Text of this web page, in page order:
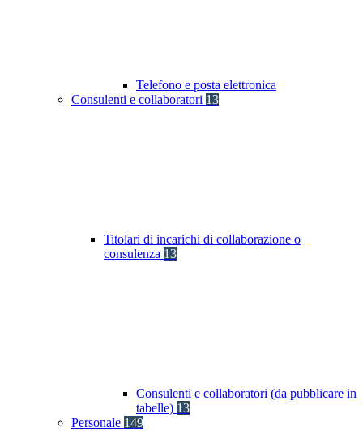
Telefono e posta elettronica
Consulenti e collaboratori 13
Titolari di incarichi di collaborazione o
consulenza 13
Consulenti e collaboratori (da pubblicare in
tabelle) 13
Personale 149